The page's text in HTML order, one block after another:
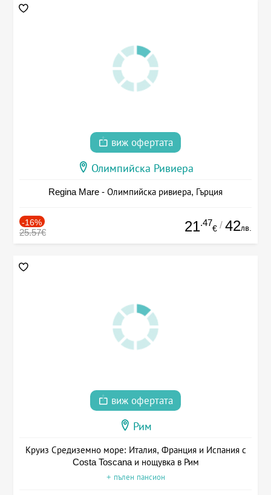
виж офертата
Олимпийска Ривиера
Regina Mare - Олимпийска ривиера, Гърция
-16%
25.57€ 21.47
€ / 42лв.
виж офертата
Рим
Круиз Средиземно море: Италия, Франция и Испания с
Costa Toscana и нощувка в Рим
+ пълен пансион